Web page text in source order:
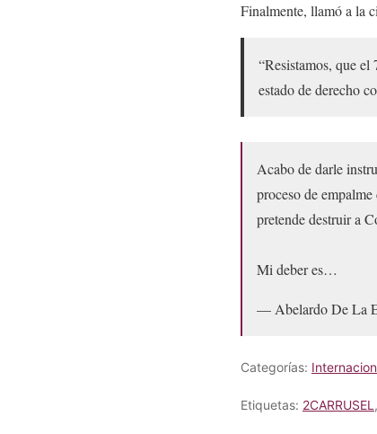
Finalmente, llamó a la
“Resistamos, que
estado de derecho
Acabo de darle
proceso de
pretende destruir a
Mi deber es…
— Abelardo De La
Categorías:
Etiquetas: 2CARRUSEL,